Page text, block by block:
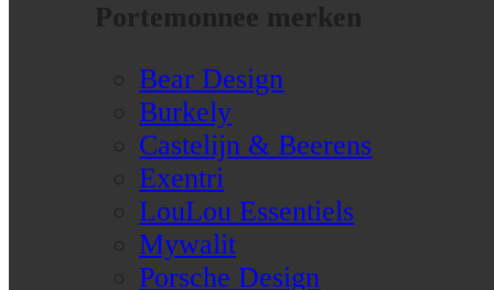
Portemonnee merken
Bear Design
Burkely
Castelijn & Beerens
Exentri
LouLou Essentiels
Mywalit
Porsche Design